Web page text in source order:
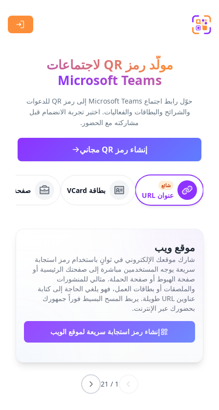
مولّد رمز QR لاجتماعات
Microsoft Teams
حوّل رابط اجتماع Microsoft Teams إلى رمز QR للدعوات
والشرائح والبطاقات والفعاليات. اختبر تجربة الانضمام قبل
مشاركته مع الحضور.
إنشاء رمز QR مجاني
شائع
عنوان URL
بطاقة VCard صفحة
موقع ويب
شارك موقعك الإلكتروني في ثوانٍ باستخدام رمز استجابة
سريعة يوجه المستخدمين مباشرة إلى صفحتك الرئيسية أو
صفحة الهبوط أو صفحة الحملة. مثالي للمنشورات
والملصقات أو بطاقات العمل، فهو يلغي الحاجة إلى كتابة
عناوين URL طويلة. يربط المسح البسيط فوراً جمهورك
بحضورك عبر الإنترنت.
إنشاء رمز استجابة سريعة لموقع الويب
1
/
21